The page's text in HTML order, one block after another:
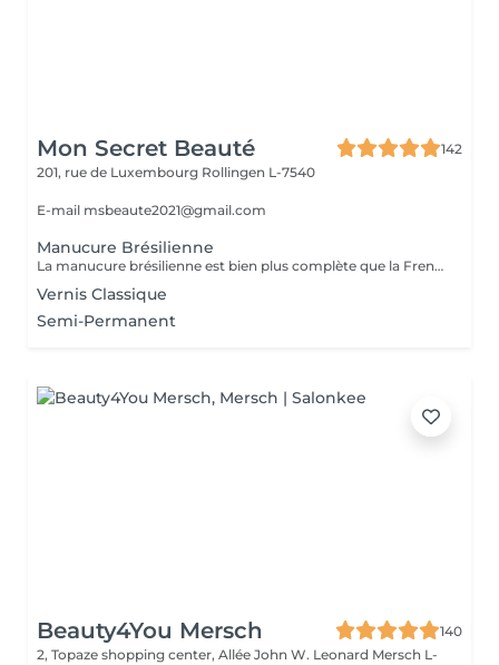
Mon Secret Beauté
142
201, rue de Luxembourg Rollingen L-7540
E-mail msbeaute2021@gmail.com
Manucure Brésilienne
La manucure brésilienne est bien plus complète que la French manucure puisqu'il s'agit d'un soin complet des mains, des ongles et des cuticules. L'objectif est d'hydrater les mains et les ongles, avec des produits doux et écologiques (les produits utilisés ne nécessitent pas d'eau), et des massages. Elle peut d'ailleurs être aussi bien réalisée sur les ongles de pieds : les professionnels vont alors en même temps traiter et masser les pieds.
Vernis Classique
Semi-Permanent
Beauty4You Mersch
140
2, Topaze shopping center, Allée John W. Leonard Mersch L-